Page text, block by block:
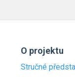
O projektu
Stručné